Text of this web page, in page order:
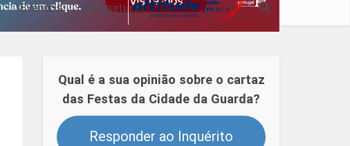
Eventos Assinaturas
Qual é a sua opinião sobre o cartaz
das Festas da Cidade da Guarda?
Responder ao Inquérito